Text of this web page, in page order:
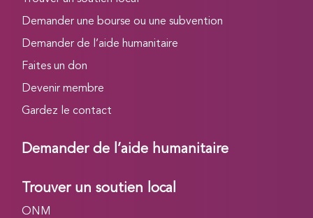
Demander une bourse ou une subvention
Demander de l’aide humanitaire
Faites un don
Devenir membre
Gardez le contact
Demander de l’aide humanitaire
Trouver un soutien local
ONM